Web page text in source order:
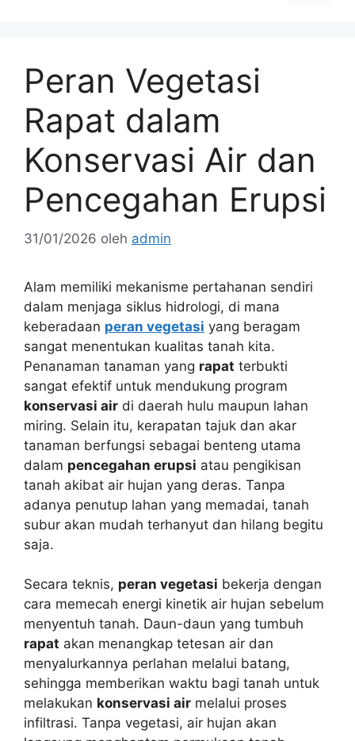
Peran Vegetasi
Rapat dalam
Konservasi Air dan
Pencegahan Erupsi
31/01/2026 oleh admin
Alam memiliki mekanisme pertahanan sendiri
dalam menjaga siklus hidrologi, di mana
keberadaan peran vegetasi yang beragam
sangat menentukan kualitas tanah kita.
Penanaman tanaman yang rapat terbukti
sangat efektif untuk mendukung program
konservasi air di daerah hulu maupun lahan
miring. Selain itu, kerapatan tajuk dan akar
tanaman berfungsi sebagai benteng utama
dalam pencegahan erupsi atau pengikisan
tanah akibat air hujan yang deras. Tanpa
adanya penutup lahan yang memadai, tanah
subur akan mudah terhanyut dan hilang begitu
saja.
Secara teknis, peran vegetasi bekerja dengan
cara memecah energi kinetik air hujan sebelum
menyentuh tanah. Daun-daun yang tumbuh
rapat akan menangkap tetesan air dan
menyalurkannya perlahan melalui batang,
sehingga memberikan waktu bagi tanah untuk
melakukan konservasi air melalui proses
infiltrasi. Tanpa vegetasi, air hujan akan